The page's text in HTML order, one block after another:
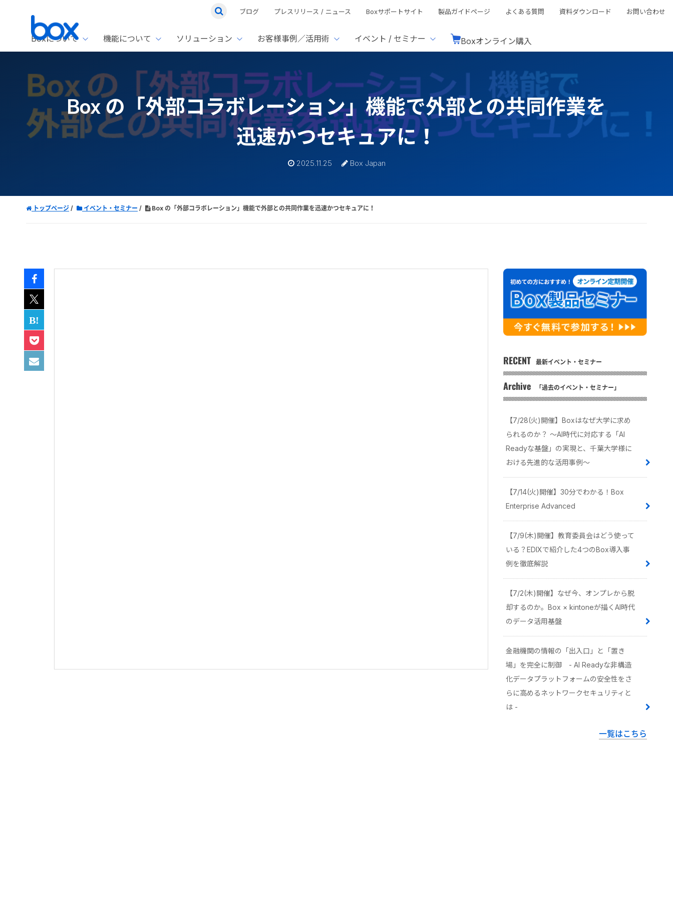
ブログ プレスリリース / ニュース Boxサポートサイト 製品ガイドページ よくある質問 資料ダウンロード お問い合わせ
Boxについて
Boxとは
Boxの特徴
ストレージ容量無制限
リモートワーク対応
コスト削減
安全なファイル共有
Boxが選ばれる理由
Boxの価格
Box製品セミナー
外部からの評価
機能について
Boxの機能TOP
Box Enterprise
Advanced
Box AI
Box Extract
Box Apps
Box Doc Gen
Box Forms
Box Governance
連携サービスTOP
Microsoft連携
Google連携
Salesforce連携
機能一覧表
ソリューション
ソリューション
課題別 業種別
ファイルサーバー容量ひっ迫
情報の脱サイロ化
ランサムウェア対策
会議の効率化
コンサルティング
BJCCコミュニティ
（次世代のシステムを考えるコミュニティ）
お客様事例／活用術
お客様活用事例
企業規模で選ぶ
1名〜500名
501名〜2,000名
2,001名〜5,000名
5,001名〜
シーン別活用術
クラウドストレージ
セキュリティ対策
新しい働き方
リモートワーク
イベント / セミナー
製品セミナーTOP イベント・セミナーTOP イベント・セミナーレポート
Boxオンライン購入
Box の「外部コラボレーション」機能で外部との共同作業を
迅速かつセキュアに！
2025.11.25 Box Japan
トップページ イベント・セミナー Box の「外部コラボレーション」機能で外部との共同作業を迅速かつセキュアに！
RECENT 最新イベント・セミナー
Archive 「過去のイベント・セミナー」
【7/28(火)開催】Boxはなぜ大学に求め
られるのか？ 〜AI時代に対応する「AI
Readyな基盤」の実現と、千葉大学様に
おける先進的な活用事例〜
【7/14(火)開催】30分でわかる！Box
Enterprise Advanced
【7/9(木)開催】教育委員会はどう使って
いる？EDIXで紹介した4つのBox導入事
例を徹底解説
【7/2(木)開催】なぜ今、オンプレから脱
却するのか。Box × kintoneが描くAI時代
のデータ活用基盤
金融機関の情報の「出入口」と「置き
場」を完全に制御 - AI Readyな非構造
化データプラットフォームの安全性をさ
らに高めるネットワークセキュリティと
は -
一覧はこちら